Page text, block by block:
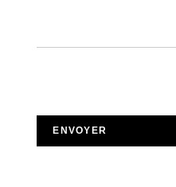
ENVOYER